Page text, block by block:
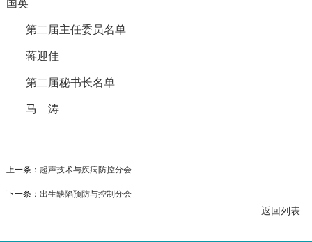
国英
第二届主任委员名单
蒋迎佳
第二届秘书长名单
马 涛
上一条： 超声技术与疾病防控分会
下一条： 出生缺陷预防与控制分会
返回列表